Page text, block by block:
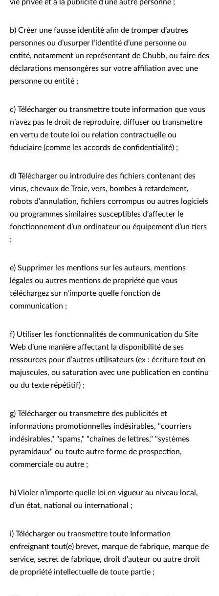
vie privée et à la publicité d’une autre personne ;
b) Créer une fausse identité afin de tromper d’autres
personnes ou d’usurper l’identité d’une personne ou
entité, notamment un représentant de Chubb, ou faire des
déclarations mensongères sur votre affiliation avec une
personne ou entité ;
c) Télécharger ou transmettre toute information que vous
n’avez pas le droit de reproduire, diffuser ou transmettre
en vertu de toute loi ou relation contractuelle ou
fiduciaire (comme les accords de confidentialité) ;
d) Télécharger ou introduire des fichiers contenant des
virus, chevaux de Troie, vers, bombes à retardement,
robots d’annulation, fichiers corrompus ou autres logiciels
ou programmes similaires susceptibles d’affecter le
fonctionnement d’un ordinateur ou équipement d’un tiers
;
e) Supprimer les mentions sur les auteurs, mentions
légales ou autres mentions de propriété que vous
téléchargez sur n’importe quelle fonction de
communication ;
f) Utiliser les fonctionnalités de communication du Site
Web d’une manière affectant la disponibilité de ses
ressources pour d’autres utilisateurs (ex : écriture tout en
majuscules, ou saturation avec une publication en continu
ou du texte répétitif) ;
g) Télécharger ou transmettre des publicités et
informations promotionnelles indésirables, "courriers
indésirables," "spams," "chaînes de lettres," "systèmes
pyramidaux" ou toute autre forme de prospection,
commerciale ou autre ;
h) Violer n’importe quelle loi en vigueur au niveau local,
d’un état, national ou international ;
i) Télécharger ou transmettre toute Information
enfreignant tout(e) brevet, marque de fabrique, marque de
service, secret de fabrique, droit d’auteur ou autre droit
de propriété intellectuelle de toute partie ;